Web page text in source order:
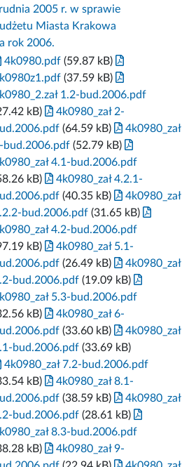
2005 r. w sprawie
Miasta Krakowa
rok 2006.
4k0980.pdf (59.87 kB)
(37.59 kB)
1.2-bud.2006.pdf
kB)
4k0980_zał 2-
(64.59 kB)
4k0980_zał
bud.2006.pdf (52.79 kB)
4.1-bud.2006.pdf
kB)
4k0980_zał 4.2.1-
(40.35 kB)
4k0980_zał
bud.2006.pdf (31.65 kB)
4.2-bud.2006.pdf
kB)
4k0980_zał 5.1-
(26.49 kB)
4k0980_zał
bud.2006.pdf (19.09 kB)
5.3-bud.2006.pdf
kB)
4k0980_zał 6-
(33.60 kB)
4k0980_zał
bud.2006.pdf (33.69 kB)
4k0980_zał 7.2-bud.2006.pdf
kB)
4k0980_zał 8.1-
(38.59 kB)
4k0980_zał
bud.2006.pdf (28.61 kB)
8.3-bud.2006.pdf
kB)
4k0980_zał 9-